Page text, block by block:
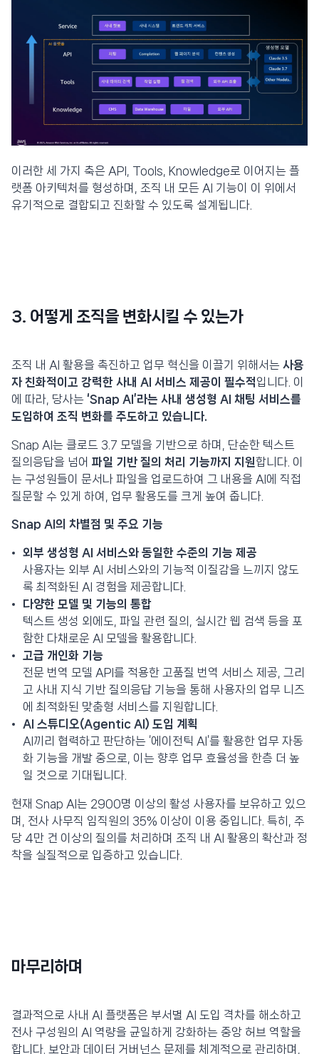
이러한 세 가지 축은 API, Tools, Knowledge로 이어지는 플
랫폼 아키텍처를 형성하며, 조직 내 모든 AI 기능이 이 위에서
유기적으로 결합되고 진화할 수 있도록 설계됩니다.
3. 어떻게 조직을 변화시킬 수 있는가
조직 내 AI 활용을 촉진하고 업무 혁신을 이끌기 위해서는 사용
자 친화적이고 강력한 사내 AI 서비스 제공이 필수적입니다. 이
에 따라, 당사는 ‘Snap AI’라는 사내 생성형 AI 채팅 서비스를
도입하여 조직 변화를 주도하고 있습니다.
Snap AI는 클로드 3.7 모델을 기반으로 하며, 단순한 텍스트
질의응답을 넘어 파일 기반 질의 처리 기능까지 지원합니다. 이
는 구성원들이 문서나 파일을 업로드하여 그 내용을 AI에 직접
질문할 수 있게 하여, 업무 활용도를 크게 높여 줍니다.
Snap AI의 차별점 및 주요 기능
외부 생성형 AI 서비스와 동일한 수준의 기능 제공
사용자는 외부 AI 서비스와의 기능적 이질감을 느끼지 않도
록 최적화된 AI 경험을 제공합니다.
다양한 모델 및 기능의 통합
텍스트 생성 외에도, 파일 관련 질의, 실시간 웹 검색 등을 포
함한 다채로운 AI 모델을 활용합니다.
고급 개인화 기능
전문 번역 모델 API를 적용한 고품질 번역 서비스 제공, 그리
고 사내 지식 기반 질의응답 기능을 통해 사용자의 업무 니즈
에 최적화된 맞춤형 서비스를 지원합니다.
AI 스튜디오(Agentic AI) 도입 계획
AI끼리 협력하고 판단하는 ‘에이전틱 AI’를 활용한 업무 자동
화 기능을 개발 중으로, 이는 향후 업무 효율성을 한층 더 높
일 것으로 기대됩니다.
현재 Snap AI는 2900명 이상의 활성 사용자를 보유하고 있으
며, 전사 사무직 임직원의 35% 이상이 이용 중입니다. 특히, 주
당 4만 건 이상의 질의를 처리하며 조직 내 AI 활용의 확산과 정
착을 실질적으로 입증하고 있습니다.
마무리하며
결과적으로 사내 AI 플랫폼은 부서별 AI 도입 격차를 해소하고
전사 구성원의 AI 역량을 균일하게 강화하는 중앙 허브 역할을
합니다. 보안과 데이터 거버넌스 문제를 체계적으로 관리하며,